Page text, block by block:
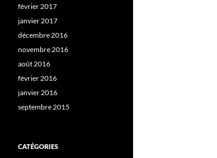
février 2017
janvier 2017
décembre 2016
novembre 2016
août 2016
février 2016
janvier 2016
septembre 2015
CATÉGORIES